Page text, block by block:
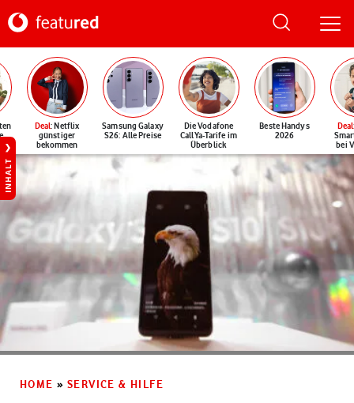
Deal: Netflix
günstiger
bekommen
Samsung Galaxy
S26: Alle Preise
Die Vodafone
CallYa-Tarife im
Überblick
Beste Handys
2026
Deal
bei
INHALT
HOME » SERVICE & HILFE